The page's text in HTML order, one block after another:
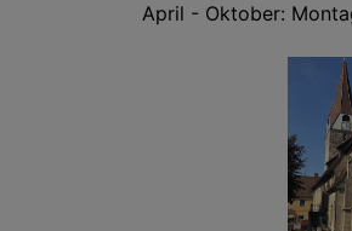
April - Oktober: